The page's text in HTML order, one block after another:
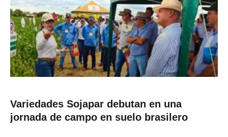
Variedades Sojapar debutan en una
jornada de campo en suelo brasilero